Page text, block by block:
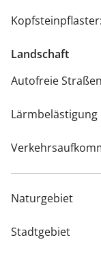
Kopfsteinpflaster:
Landschaft
Autofreie
Lärmbelästigung
Naturgebiet
Stadtgebiet